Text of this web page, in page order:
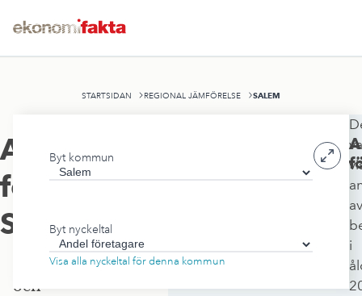
STARTSIDAN REGIONAL JÄMFÖRELSE SALEM
Andel
företagare,
Salem
kommun
ligger
Stockholms
och
Byt kommun
Byt nyckeltal
Visa alla nyckeltal för denna kommun
av
i